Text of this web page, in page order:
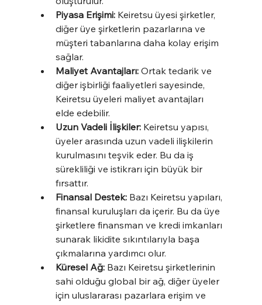
Piyasa Erişimi: Keiretsu üyesi şirketler,
diğer üye şirketlerin pazarlarına ve
müşteri tabanlarına daha kolay erişim
sağlar.
Maliyet Avantajları: Ortak tedarik ve
diğer işbirliği faaliyetleri sayesinde,
Keiretsu üyeleri maliyet avantajları
elde edebilir.
Uzun Vadeli İlişkiler: Keiretsu yapısı,
üyeler arasında uzun vadeli ilişkilerin
kurulmasını teşvik eder. Bu da iş
sürekliliği ve istikrarı için büyük bir
fırsattır.
Finansal Destek: Bazı Keiretsu yapıları,
finansal kuruluşları da içerir. Bu da üye
şirketlere finansman ve kredi imkanları
sunarak likidite sıkıntılarıyla başa
çıkmalarına yardımcı olur.
Küresel Ağ: Bazı Keiretsu şirketlerinin
sahi olduğu global bir ağ, diğer üyeler
için uluslararası pazarlara erişim ve